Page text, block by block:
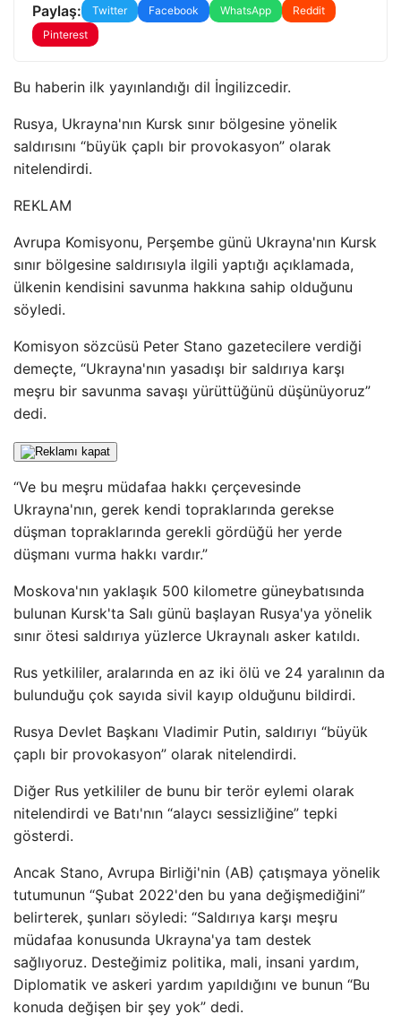
Paylaş: Twitter Facebook WhatsApp
Reddit
Pinterest
Bu haberin ilk yayınlandığı dil İngilizcedir.
Rusya, Ukrayna'nın Kursk sınır bölgesine yönelik
saldırısını “büyük çaplı bir provokasyon” olarak
nitelendirdi.
REKLAM
Avrupa Komisyonu, Perşembe günü Ukrayna'nın Kursk
sınır bölgesine saldırısıyla ilgili yaptığı açıklamada,
ülkenin kendisini savunma hakkına sahip olduğunu
söyledi.
Komisyon sözcüsü Peter Stano gazetecilere verdiği
demeçte, “Ukrayna'nın yasadışı bir saldırıya karşı
meşru bir savunma savaşı yürüttüğünü düşünüyoruz”
dedi.
“Ve bu meşru müdafaa hakkı çerçevesinde
Ukrayna'nın, gerek kendi topraklarında gerekse
düşman topraklarında gerekli gördüğü her yerde
düşmanı vurma hakkı vardır.”
Moskova'nın yaklaşık 500 kilometre güneybatısında
bulunan Kursk'ta Salı günü başlayan Rusya'ya yönelik
sınır ötesi saldırıya yüzlerce Ukraynalı asker katıldı.
Rus yetkililer, aralarında en az iki ölü ve 24 yaralının da
bulunduğu çok sayıda sivil kayıp olduğunu bildirdi.
Rusya Devlet Başkanı Vladimir Putin, saldırıyı “büyük
çaplı bir provokasyon” olarak nitelendirdi.
Diğer Rus yetkililer de bunu bir terör eylemi olarak
nitelendirdi ve Batı'nın “alaycı sessizliğine” tepki
gösterdi.
Ancak Stano, Avrupa Birliği'nin (AB) çatışmaya yönelik
tutumunun “Şubat 2022'den bu yana değişmediğini”
belirterek, şunları söyledi: “Saldırıya karşı meşru
müdafaa konusunda Ukrayna'ya tam destek
sağlıyoruz. Desteğimiz politika, mali, insani yardım,
Diplomatik ve askeri yardım yapıldığını ve bunun “Bu
konuda değişen bir şey yok” dedi.